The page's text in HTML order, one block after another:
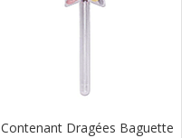
Contenant Dragées Baguette